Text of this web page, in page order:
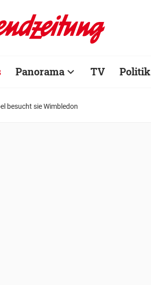
Panorama TV Politik
besucht sie Wimbledon